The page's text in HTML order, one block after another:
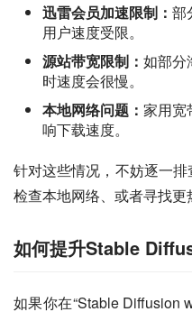
迅雷会员加速限制： 部
用户速度受限。
源站带宽限制： 如部分
时速度会很慢。
本地网络问题： 家用宽
响下载速度。
针对这些情况，不妨逐一排
检查本地网络、或者寻找更
如何提升Stable
如果你在“Stable Diffusion